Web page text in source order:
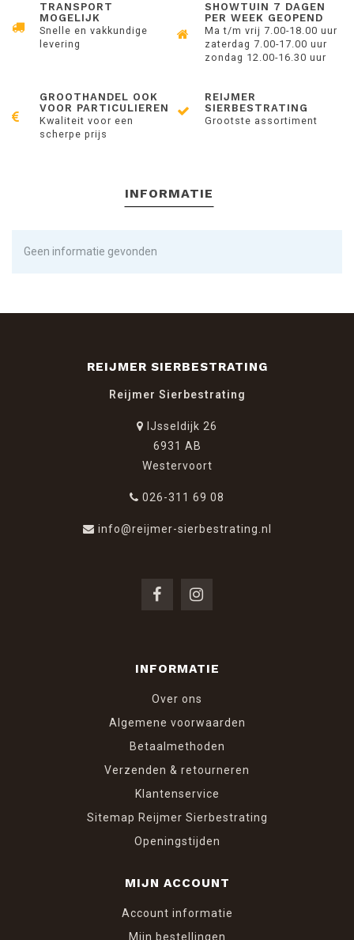
TRANSPORT
MOGELIJK
Snelle en vakkundige
levering
SHOWTUIN 7 DAGEN
PER WEEK GEOPEND
Ma t/m vrij 7.00-18.00 uur
zaterdag 7.00-17.00 uur
zondag 12.00-16.30 uur
GROOTHANDEL OOK
VOOR PARTICULIEREN
Kwaliteit voor een
scherpe prijs
REIJMER
SIERBESTRATING
Grootste assortiment
INFORMATIE
Geen informatie gevonden
REIJMER SIERBESTRATING
Reijmer Sierbestrating
IJsseldijk 26
6931 AB
Westervoort
026-311 69 08
info@reijmer-sierbestrating.nl
INFORMATIE
Over ons
Algemene voorwaarden
Betaalmethoden
Verzenden & retourneren
Klantenservice
Sitemap Reijmer Sierbestrating
Openingstijden
MIJN ACCOUNT
Account informatie
Mijn bestellingen